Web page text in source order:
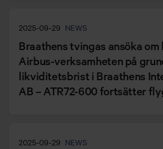
2025-09-29 NEWS
Braathens tvingas ansöka
Airbus-verksamheten på
likviditetsbrist i Braathens
AB – ATR72-600 fortsätter
2025-09-29 NEWS